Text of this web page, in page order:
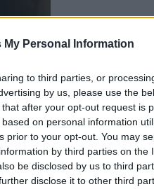
My Personal Information
to third parties, or
by us, please use the
after your opt-out request is
on personal information
prior to your opt-out. You may
by third parties on the
be disclosed by us to third
disclose it to other third